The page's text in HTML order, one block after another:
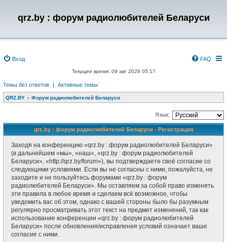
qrz.by : форум радиолюбителей Беларуси
Вход FAQ
Текущее время: 09 авг 2026 05:17
Темы без ответов | Активные темы
QRZ.BY Форум радиолюбителей Беларуси
Язык:
qrz.by : форум радиолюбителей Беларуси - Регистрация
Заходя на конференцию «qrz.by : форум радиолюбителей Беларуси»
(в дальнейшем «мы», «наш», «qrz.by : форум радиолюбителей
Беларуси», «http://qrz.by/forum»), вы подтверждаете своё согласие со
следующими условиями. Если вы не согласны с ними, пожалуйста, не
заходите и не пользуйтесь форумами «qrz.by : форум
радиолюбителей Беларуси». Мы оставляем за собой право изменять
эти правила в любое время и сделаем всё возможное, чтобы
уведомить вас об этом, однако с вашей стороны было бы разумным
регулярно просматривать этот текст на предмет изменений, так как
использование конференции «qrz.by : форум радиолюбителей
Беларуси» после обновления/исправления условий означает ваше
согласие с ними.